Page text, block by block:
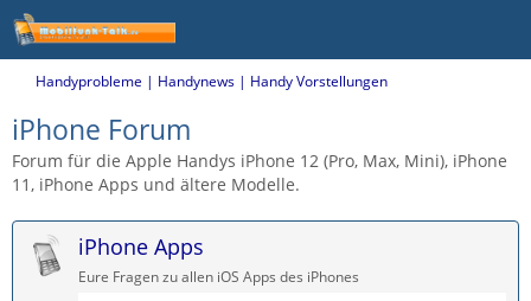
Handyprobleme | Handynews | Handy Vorstellungen
iPhone Forum
Forum für die Apple Handys iPhone 12 (Pro, Max, Mini), iPhone
11, iPhone Apps und ältere Modelle.
iPhone Apps
Eure Fragen zu allen iOS Apps des iPhones